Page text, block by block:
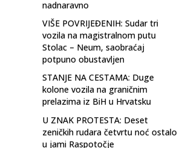
nadnaravno
VIŠE POVRIJEĐENIH: Sudar tri
vozila na magistralnom putu
Stolac – Neum, saobraćaj
potpuno obustavljen
STANJE NA CESTAMA: Duge
kolone vozila na graničnim
prelazima iz BiH u Hrvatsku
U ZNAK PROTESTA: Deset
zeničkih rudara četvrtu noć ostalo
u jami Raspotočje